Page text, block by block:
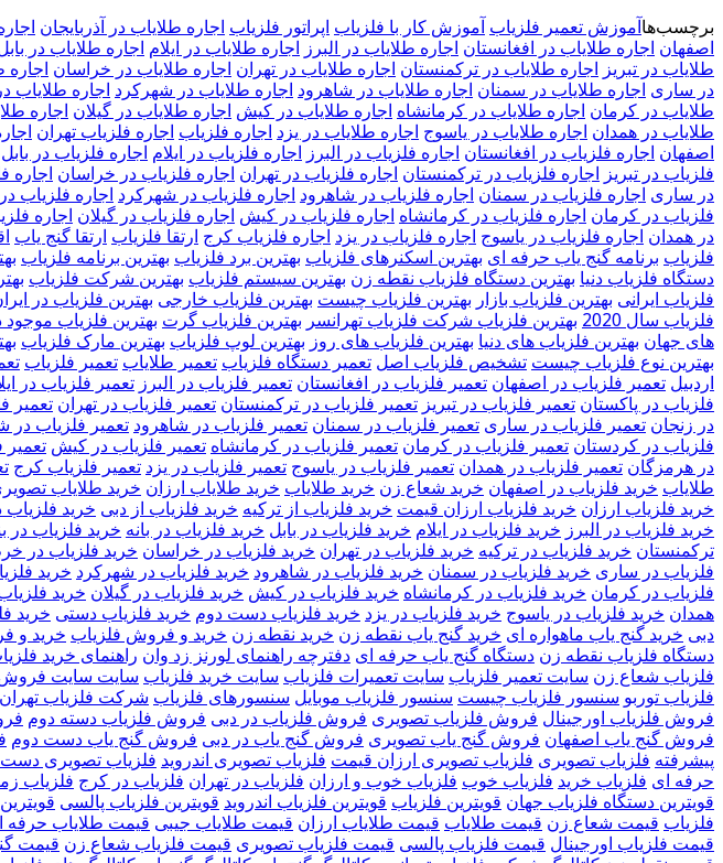
برچسب‌هاآموزش تعمیر فلزیاب آموزش کار با فلزیاب اپراتور فلزیاب اجاره طلایاب در آذربایجان
اصفهان اجاره طلایاب در افغانستان اجاره طلایاب در البرز اجاره طلایاب در ایلام اجاره طلایاب در
طلایاب در تبریز اجاره طلایاب در ترکمنستان اجاره طلایاب در تهران اجاره طلایاب در خراسان اجاره
در ساری اجاره طلایاب در سمنان اجاره طلایاب در شاهرود اجاره طلایاب در شهرکرد اجاره طلایاب
طلایاب در کرمان اجاره طلایاب در کرمانشاه اجاره طلایاب در کیش اجاره طلایاب در گیلان اجاره
طلایاب در همدان اجاره طلایاب در یاسوج اجاره طلایاب در یزد اجاره فلزیاب اجاره فلزیاب تهران
اصفهان اجاره فلزیاب در افغانستان اجاره فلزیاب در البرز اجاره فلزیاب در ایلام اجاره فلزیاب در بابل
فلزیاب در تبریز اجاره فلزیاب در ترکمنستان اجاره فلزیاب در تهران اجاره فلزیاب در خراسان اجاره
در ساری اجاره فلزیاب در سمنان اجاره فلزیاب در شاهرود اجاره فلزیاب در شهرکرد اجاره فلزیاب
فلزیاب در کرمان اجاره فلزیاب در کرمانشاه اجاره فلزیاب در کیش اجاره فلزیاب در گیلان اجاره
در همدان اجاره فلزیاب در یاسوج اجاره فلزیاب در یزد اجاره فلزیاب کرج ارتقا فلزیاب ارتقا گنج یاب
فلزیاب برنامه گنج یاب حرفه ای بهترین اسکنرهای فلزیاب بهترین برد فلزیاب بهترین برنامه فلزیاب
دستگاه فلزیاب دنیا بهترین دستگاه فلزیاب نقطه زن بهترین سیستم فلزیاب بهترین شرکت فلزیاب
فلزیاب ایرانی بهترین فلزیاب بازار بهترین فلزیاب چیست بهترین فلزیاب خارجی بهترین فلزیاب در
فلزیاب سال 2020
بهترین فلزیاب شرکت فلزیاب تهرانسر بهترین فلزیاب گرت بهترین فلزیاب موجود
های جهان بهترین فلزیاب های دنیا بهترین فلزیاب های روز بهترین لوپ فلزیاب بهترین مارک فلزیاب
بهترین نوع فلزیاب چیست تشخیص فلزیاب اصل تعمیر دستگاه فلزیاب تعمیر طلایاب تعمیر فلزیاب
اردبیل تعمیر فلزیاب در اصفهان تعمیر فلزیاب در افغانستان تعمیر فلزیاب در البرز تعمیر فلزیاب در
فلزیاب در پاکستان تعمیر فلزیاب در تبریز تعمیر فلزیاب در ترکمنستان تعمیر فلزیاب در تهران تعمیر
در زنجان تعمیر فلزیاب در ساری تعمیر فلزیاب در سمنان تعمیر فلزیاب در شاهرود تعمیر فلزیاب در
فلزیاب در کردستان تعمیر فلزیاب در کرمان تعمیر فلزیاب در کرمانشاه تعمیر فلزیاب در کیش تعمیر
در هرمزگان تعمیر فلزیاب در همدان تعمیر فلزیاب در یاسوج تعمیر فلزیاب در یزد تعمیر فلزیاب کرج
طلاياب خريد فلزياب در اصفهان خرید شعاع زن خرید طلایاب خرید طلایاب ارزان خرید طلایاب
خرید فلزیاب ارزان خرید فلزیاب ارزان قیمت خرید فلزیاب از ترکیه خرید فلزیاب از دبی خرید فلزیاب
خرید فلزیاب در البرز خرید فلزیاب در ایلام خرید فلزیاب در بابل خرید فلزیاب در بانه خرید فلزیاب در
ترکمنستان خرید فلزیاب در ترکیه خرید فلزیاب در تهران خرید فلزیاب در خراسان خرید فلزیاب در
فلزیاب در ساری خرید فلزیاب در سمنان خرید فلزیاب در شاهرود خرید فلزیاب در شهرکرد خرید
فلزیاب در کرمان خرید فلزیاب در کرمانشاه خرید فلزیاب در کیش خرید فلزیاب در گیلان خرید
همدان خرید فلزیاب در یاسوج خرید فلزیاب در یزد خرید فلزیاب دست دوم خرید فلزیاب دستی خرید
دبی خرید گنج یاب ماهواره ای خرید گنج یاب نقطه زن خرید نقطه زن خرید و فروش فلزیاب خرید و
دستگاه فلزیاب نقطه زن دستگاه گنج یاب حرفه ای دفترچه راهنمای لورنز زد وان راهنمای خرید
فلزیاب شعاع زن سایت تعمیر فلزیاب سایت تعمیرات فلزیاب سایت خرید فلزیاب سایت سایت فروش
فلزیاب توربو سنسور فلزیاب چیست سنسور فلزیاب موبایل سنسورهای فلزیاب شرکت فلزیاب تهران
فروش فلزیاب اورجینال فروش فلزیاب تصویری فروش فلزیاب در دبی فروش فلزیاب دسته دوم
فروش گنج یاب اصفهان فروش گنج یاب تصویری فروش گنج یاب در دبی فروش گنج یاب دست دوم
پیشرفته فلزیاب تصویری فلزیاب تصویری ارزان قیمت فلزیاب تصویری اندروید فلزیاب تصویری
حرفه ای فلزیاب خرید فلزیاب خوب فلزیاب خوب و ارزان فلزیاب در تهران فلزیاب در کرج فلزیاب
قویترین دستگاه فلزیاب جهان قویترین فلزیاب قویترین فلزیاب اندروید قویترین فلزیاب پالسی
فلزیاب قیمت شعاع زن قیمت طلایاب قیمت طلایاب ارزان قیمت طلایاب جیبی قیمت طلایاب حرفه
قیمت فلزیاب اورجینال قیمت فلزیاب پالسی قیمت فلزیاب تصویری قیمت فلزیاب شعاع زن قیمت